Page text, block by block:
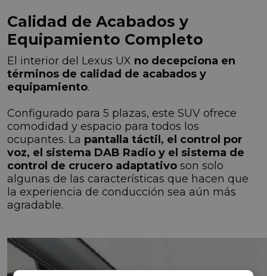
Calidad de Acabados y
Equipamiento Completo
El interior del Lexus UX no decepciona en
términos de calidad de acabados y
equipamiento.
Configurado para 5 plazas, este SUV ofrece
comodidad y espacio para todos los
ocupantes. La pantalla táctil, el control por
voz, el sistema DAB Radio y el sistema de
control de crucero adaptativo son solo
algunas de las características que hacen que
la experiencia de conducción sea aún más
agradable.